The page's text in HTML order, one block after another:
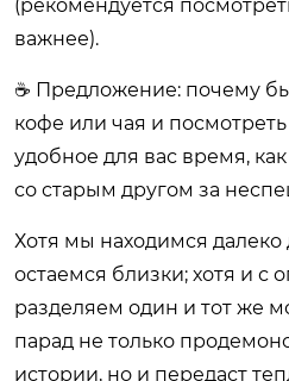
(рекомендуется
важнее).
☕ Предложение: почему
кофе или чая и
удобное для вас время,
со старым другом за
Хотя мы находимся далеко
остаемся близки; хотя и с
разделяем один и тот же
парад не только
истории, но и передаст